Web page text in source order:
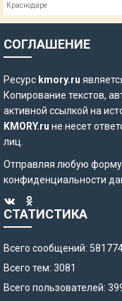
Краснодаре
СОГЛАШЕНИЕ
Ресурс kmory.ru
Копирование текстов,
активной ссылкой на
KMORY.ru не несет
лиц.
Отправляя любую форму
конфиденциальности
СТАТИСТИКА
Всего сообщений:
Всего тем: 3081
Всего пользователей: